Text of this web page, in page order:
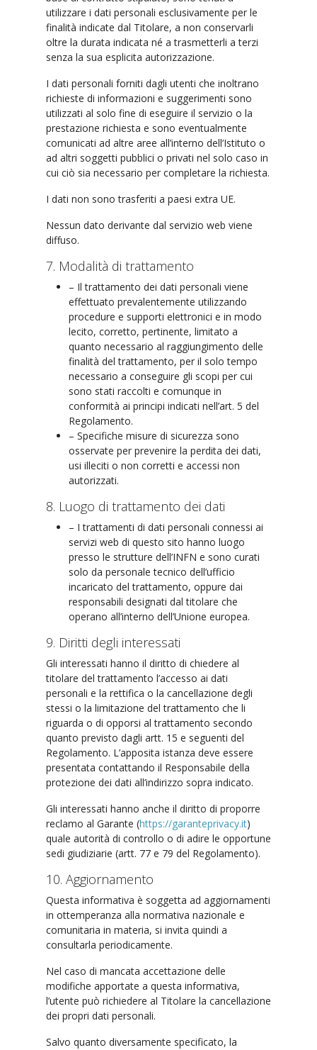
utilizzare i dati personali esclusivamente per le
finalità indicate dal Titolare, a non conservarli
oltre la durata indicata né a trasmetterli a terzi
senza la sua esplicita autorizzazione.
I dati personali forniti dagli utenti che inoltrano
richieste di informazioni e suggerimenti sono
utilizzati al solo fine di eseguire il servizio o la
prestazione richiesta e sono eventualmente
comunicati ad altre aree all’interno dell’Istituto o
ad altri soggetti pubblici o privati nel solo caso in
cui ciò sia necessario per completare la richiesta.
I dati non sono trasferiti a paesi extra UE.
Nessun dato derivante dal servizio web viene
diffuso.
7. Modalità di trattamento
– Il trattamento dei dati personali viene
effettuato prevalentemente utilizzando
procedure e supporti elettronici e in modo
lecito, corretto, pertinente, limitato a
quanto necessario al raggiungimento delle
finalità del trattamento, per il solo tempo
necessario a conseguire gli scopi per cui
sono stati raccolti e comunque in
conformità ai principi indicati nell’art. 5 del
Regolamento.
– Specifiche misure di sicurezza sono
osservate per prevenire la perdita dei dati,
usi illeciti o non corretti e accessi non
autorizzati.
8. Luogo di trattamento dei dati
– I trattamenti di dati personali connessi ai
servizi web di questo sito hanno luogo
presso le strutture dell’INFN e sono curati
solo da personale tecnico dell’ufficio
incaricato del trattamento, oppure dai
responsabili designati dal titolare che
operano all’interno dell’Unione europea.
9. Diritti degli interessati
Gli interessati hanno il diritto di chiedere al
titolare del trattamento l’accesso ai dati
personali e la rettifica o la cancellazione degli
stessi o la limitazione del trattamento che li
riguarda o di opporsi al trattamento secondo
quanto previsto dagli artt. 15 e seguenti del
Regolamento. L’apposita istanza deve essere
presentata contattando il Responsabile della
protezione dei dati all’indirizzo sopra indicato.
Gli interessati hanno anche il diritto di proporre
reclamo al Garante (https://garanteprivacy.it)
quale autorità di controllo o di adire le opportune
sedi giudiziarie (artt. 77 e 79 del Regolamento).
10. Aggiornamento
Questa informativa è soggetta ad aggiornamenti
in ottemperanza alla normativa nazionale e
comunitaria in materia, si invita quindi a
consultarla periodicamente.
Nel caso di mancata accettazione delle
modifiche apportate a questa informativa,
l’utente può richiedere al Titolare la cancellazione
dei propri dati personali.
Salvo quanto diversamente specificato, la